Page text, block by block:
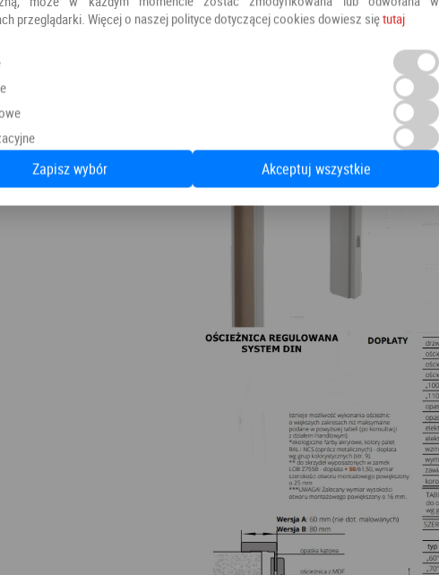
przeglądarki. Więcej o naszej polityce dotyczącej cookies dowiesz siętutaj
Zapisz wybór Akceptuj wszystkie